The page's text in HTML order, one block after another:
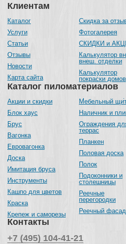
Каталог пиломатериалов
Акции и скидки
Блок хаус
Брус
Вагонка
Евровагонка
Доска
Имитация бруса
Инструменты
Кашпо для цветов
Краска
Крепеж и саморезы
Мебельный
Наличник и
Ограждения
террас
Планкен
Половая доска
Полок
Подоконники и
столешницы
Реечные
перегородки
Реечный фасад
Клиентам
Каталог
Услуги
Статьи
Отзывы
Новости
Карта сайта
Скидка за
Фотогалерея
СКИДКИ и
Калькулятор
внеш. отделки
Калькулятор
покраски домов
Контакты
+7 (495) 104-41-21